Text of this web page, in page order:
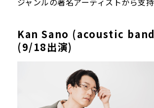
Kan Sano (acoustic
(9/18出演)